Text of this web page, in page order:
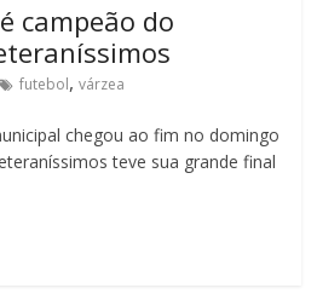
campeão do
futebol,várzea
chegou ao fim no domingo
teve sua grande final